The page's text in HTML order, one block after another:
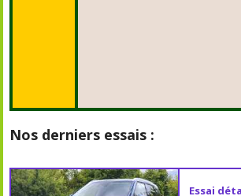
Nos derniers essais :
Essai